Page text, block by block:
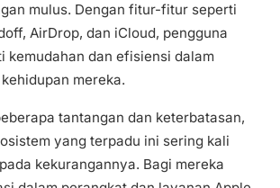
mulus. Dengan fitur-fitur seperti
AirDrop, dan iCloud, pengguna
kemudahan dan efisiensi dalam
mereka.
tantangan dan keterbatasan,
yang terpadu ini sering kali
kekurangannya. Bagi mereka